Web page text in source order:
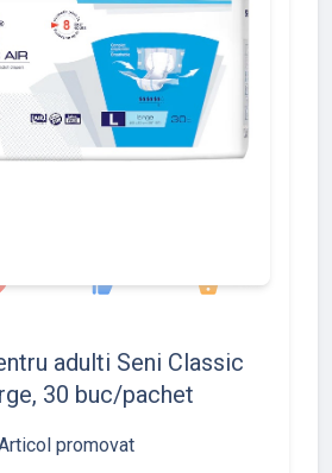
thumb_up shopping_basket
adulti Seni Classic
30 buc/pachet
promovat